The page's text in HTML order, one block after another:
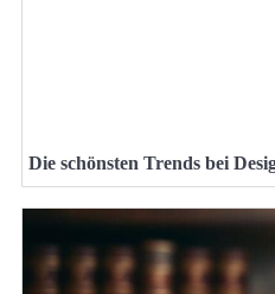
Die schönsten Trends bei